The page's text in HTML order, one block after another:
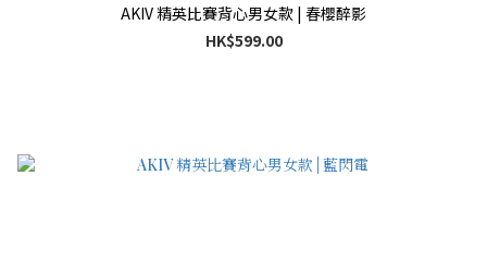
AKIV 精英比賽背心男女款 | 春櫻醉影
HK$599.00